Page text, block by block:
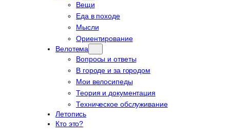
Вещи
Еда в походе
Мысли
Ориентирование
Велотема
Вопросы и ответы
В городе и за городом
Мои велосипеды
Теория и документация
Техническое обслуживание
Летопись
Кто это?